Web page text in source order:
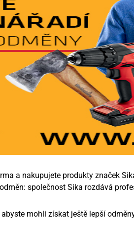
a nakupujete produkty značek
společnost Sika rozdává
mohli získat ještě lepší